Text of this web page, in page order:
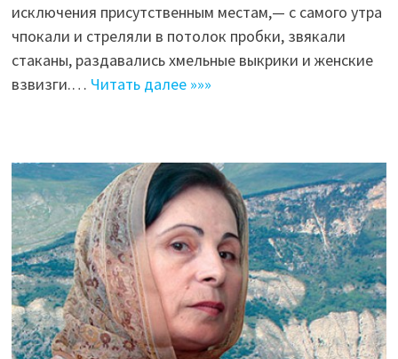
исключения присутственным местам,— с самого утра
чпокали и стреляли в потолок пробки, звякали
стаканы, раздавались хмельные выкрики и женские
взвизги.… Читать далее »»»